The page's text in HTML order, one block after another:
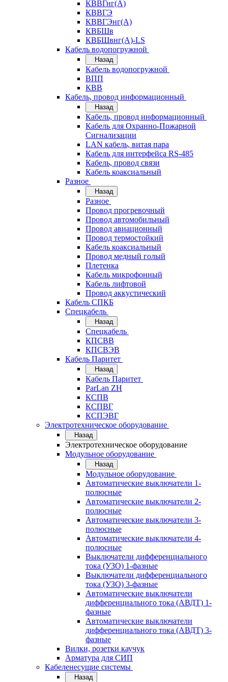
КВВГнг(А)
КВВГЭ
КВВГЭнг(А)
КВБШв
КВБШвнг(А)-LS
Кабель водопогружной
Назад
Кабель водопогружной
ВПП
КВВ
Кабель, провод информационный
Назад
Кабель, провод информационный
Кабель для Охранно-Пожарной
Сигнализации
LAN кабель, витая пара
Кабель для интерфейса RS-485
Кабель, провод связи
Кабель коаксиальный
Разное
Назад
Разное
Провод прогревочный
Провод автомобильный
Провод авиационный
Провод термостойкий
Кабель коаксиальный
Провод медный голый
Плетенка
Кабель микрофонный
Кабель лифтовой
Провод аккустический
Кабель СПКБ
Спецкабель
Назад
Спецкабель
КПСВВ
КПСВЭВ
Кабель Паритет
Назад
Кабель Паритет
ParLan ZH
КСПВ
КСПВГ
КСПЭВГ
Электротехническое оборудование
Назад
Электротехническое оборудование
Модульное оборудование
Назад
Модульное оборудование
Автоматические выключатели 1-
полюсные
Автоматические выключатели 2-
полюсные
Автоматические выключатели 3-
полюсные
Автоматические выключатели 4-
полюсные
Выключатели дифференциального
тока (УЗО) 1-фазные
Выключатели дифференциального
тока (УЗО) 3-фазные
Автоматические выключатели
дифференциального тока (АВДТ) 1-
фазные
Автоматические выключатели
дифференциального тока (АВДТ) 3-
фазные
Вилки, розетки каучук
Арматура для СИП
Кабеленесущие системы
Назад